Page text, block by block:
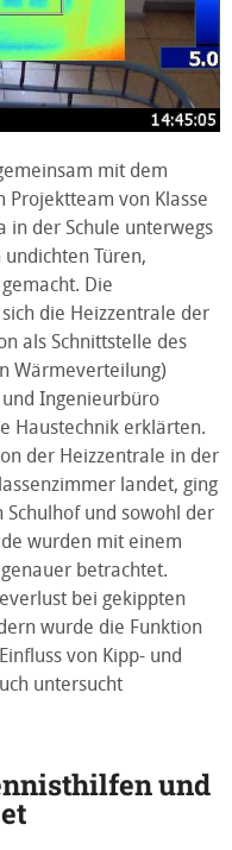
mit dem
von Klasse
der Schule unterwegs
Türen,
Die
die Heizzentrale der
als Schnittstelle des
Wärmeverteilung)
Ingenieurbüro
Haustechnik erklärten.
der Heizzentrale in der
landet, ging
und sowohl der
wurden mit einem
betrachtet.
bei gekippten
wurde die Funktion
von Kipp- und
untersucht
und